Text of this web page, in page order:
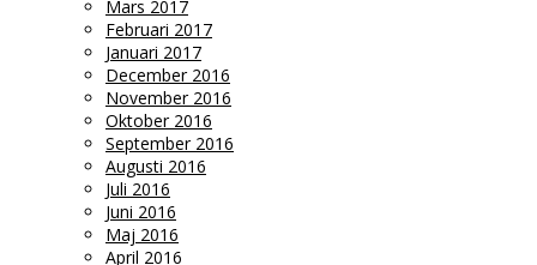
Mars 2017
Februari 2017
Januari 2017
December 2016
November 2016
Oktober 2016
September 2016
Augusti 2016
Juli 2016
Juni 2016
Maj 2016
April 2016